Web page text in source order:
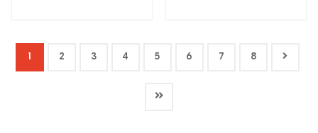
1 2 3 4 5 6 7 8